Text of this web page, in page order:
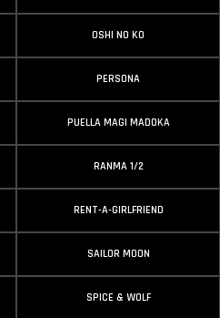
OSHI NO KO
PERSONA
PUELLA MAGI MADOKA
RANMA 1/2
RENT-A-GIRLFRIEND
SAILOR MOON
SPICE & WOLF